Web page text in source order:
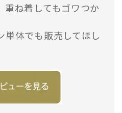
重ね着してもゴワつか
単体でも販売してほし